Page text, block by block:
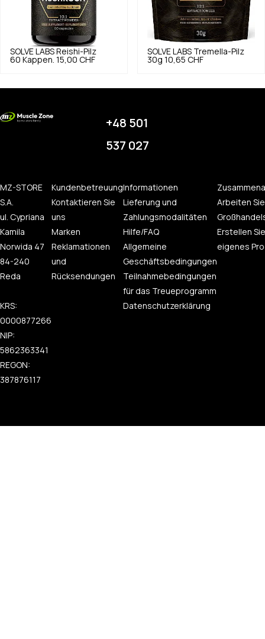
SOLVE LABS Reishi-Pilz
60 Kappen. 15,00 CHF
SOLVE LABS Tremella-Pilz
30g 10,65 CHF
+48 501
537 027
MZ-STORE
S.A.
ul. Cypriana
Kamila
Norwida 47
84-240
Reda
KRS:
0000877266
NIP:
5862363341
REGON:
387876117
Kundenbetreuung
Kontaktieren Sie
uns
Marken
Reklamationen
und
Rücksendungen
Informationen
Lieferung und
Zahlungsmodalitäten
Hilfe/FAQ
Allgemeine
Geschäftsbedingungen
Teilnahmebedingungen
für das Treueprogramm
Datenschutzerklärung
Arbeiten
Erstellen
eigenes